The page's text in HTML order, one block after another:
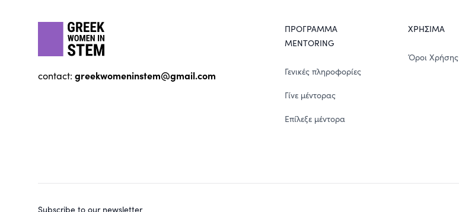
contact: greekwomeninstem@gmail.com
ΠΡΟΓΡΑΜΜΑ
MENTORING
Γενικές πληροφορίες
Γίνε μέντορας
Επίλεξε μέντορα
ΧΡΗΣΙΜΑ
Όροι Χρήσης
Subscribe to our newsletter